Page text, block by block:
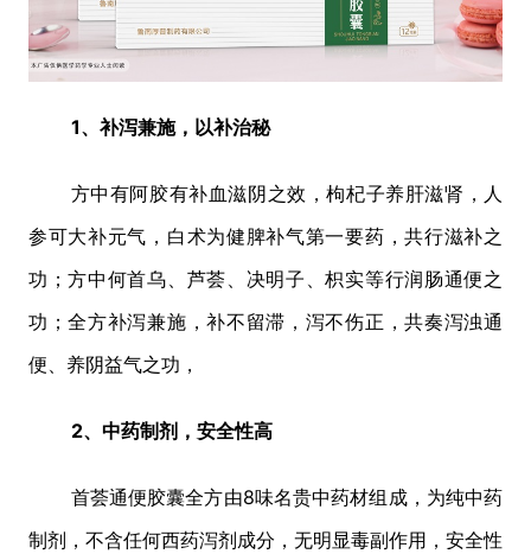
1、补泻兼施，以补治秘
方中有阿胶有补血滋阴之效，枸杞子养肝滋肾，人
参可大补元气，白术为健脾补气第一要药，共行滋补之
功；方中何首乌、芦荟、决明子、枳实等行润肠通便之
功；全方补泻兼施，补不留滞，泻不伤正，共奏泻浊通
便、养阴益气之功，
2、中药制剂，安全性高
首荟通便胶囊全方由8味名贵中药材组成，为纯中药
制剂，不含任何西药泻剂成分，无明显毒副作用，安全性